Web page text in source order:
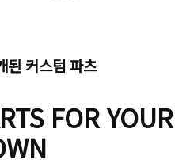
된 커스텀 파츠
FOR YOUR